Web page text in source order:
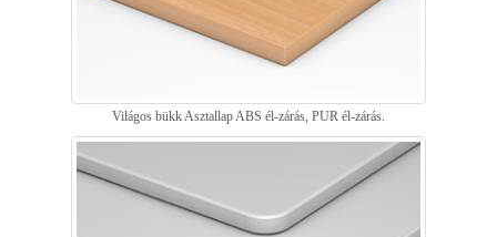
Világos bükk Asztallap ABS él-zárás, PUR él-zárás.